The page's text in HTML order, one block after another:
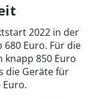
2022 in der
Euro. Für die
knapp 850 Euro
die Geräte für
Euro.